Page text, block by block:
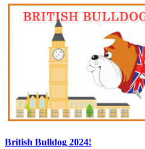
British Bulldog 2024!